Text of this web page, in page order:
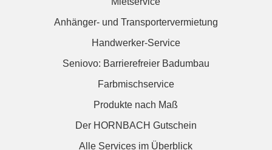
Anhänger- und Transportervermietung
Handwerker-Service
Seniovo: Barrierefreier Badumbau
Farbmischservice
Produkte nach Maß
Der HORNBACH Gutschein
Alle Services im Überblick